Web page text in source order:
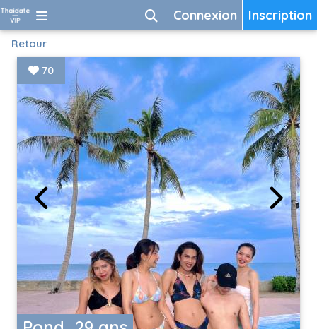
Inscription
Connexion
Retour
70